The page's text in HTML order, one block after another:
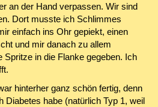
an der Hand verpassen. Wir sind
Dort musste ich Schlimmes
einfach ins Ohr gepiekt, einen
und mir danach zu allem
Spritze in die Flanke gegeben. Ich
hinterher ganz schön fertig, denn
Diabetes habe (natürlich Typ 1, weil